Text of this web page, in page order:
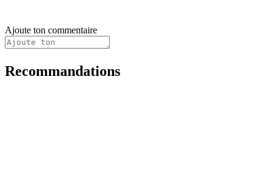
Ajoute ton commentaire
Recommandations